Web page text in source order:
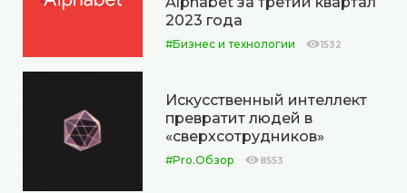
2023 года
#Бизнес и технологии 1532
Искусственный интеллект
превратит людей в
«сверхсотрудников»
#Pro.Обзор 8553